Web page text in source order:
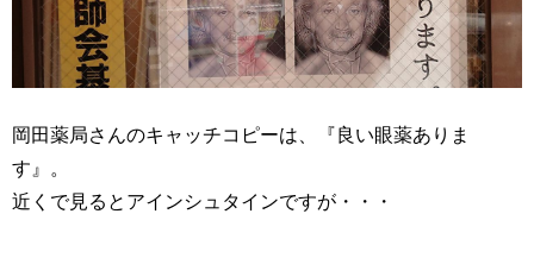
岡田薬局さんのキャッチコピーは、『良い眼薬ありま
す』。
近くで見るとアインシュタインですが・・・